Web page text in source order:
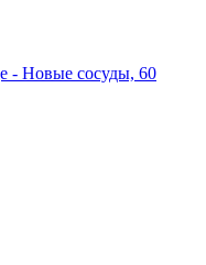
Новые сосуды, 60